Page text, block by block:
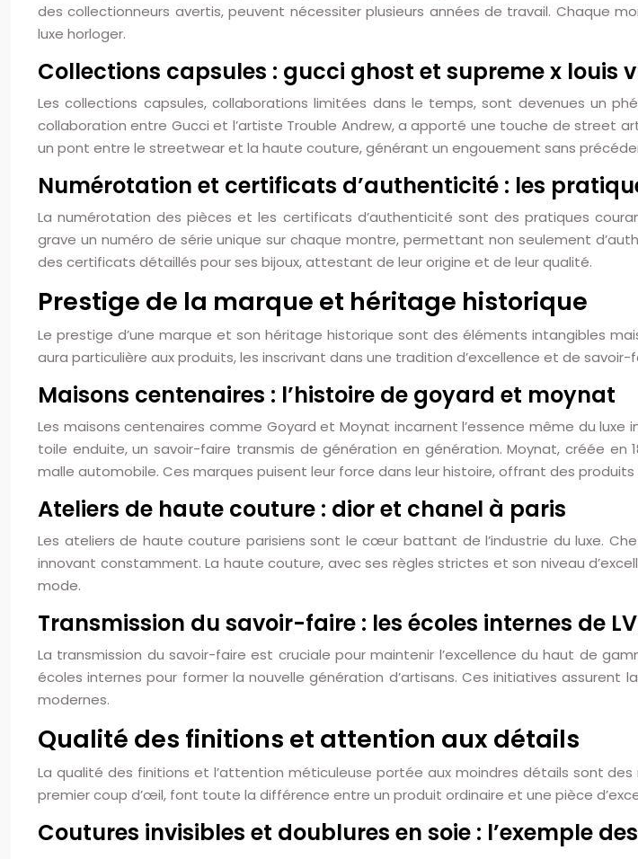
des collectionneurs avertis, peuvent nécessiter plusieurs années de travail. Chaque
luxe horloger.
Collections capsules : gucci ghost et supreme x louis
Les collections capsules, collaborations limitées dans le temps, sont devenues un
collaboration entre Gucci et l’artiste Trouble Andrew, a apporté une touche de street
un pont entre le streetwear et la haute couture, générant un engouement sans
Numérotation et certificats d’authenticité : les
La numérotation des pièces et les certificats d’authenticité sont des pratiques
grave un numéro de série unique sur chaque montre, permettant non seulement
des certificats détaillés pour ses bijoux, attestant de leur origine et de leur qualité.
Prestige de la marque et héritage historique
Le prestige d’une marque et son héritage historique sont des éléments intangibles
aura particulière aux produits, les inscrivant dans une tradition d’excellence et de savoir-
Maisons centenaires : l’histoire de goyard et moynat
Les maisons centenaires comme Goyard et Moynat incarnent l’essence même du
toile enduite, un savoir-faire transmis de génération en génération. Moynat, créée
malle automobile. Ces marques puisent leur force dans leur histoire, offrant des
Ateliers de haute couture : dior et chanel à paris
Les ateliers de haute couture parisiens sont le cœur battant de l’industrie du luxe.
innovant constamment. La haute couture, avec ses règles strictes et son niveau
mode.
Transmission du savoir-faire : les écoles internes de
La transmission du savoir-faire est cruciale pour maintenir l’excellence du haut de
écoles internes pour former la nouvelle génération d’artisans. Ces initiatives
modernes.
Qualité des finitions et attention aux détails
La qualité des finitions et l’attention méticuleuse portée aux moindres détails sont
premier coup d’œil, font toute la différence entre un produit ordinaire et une pièce
Coutures invisibles et doublures en soie : l’exemple